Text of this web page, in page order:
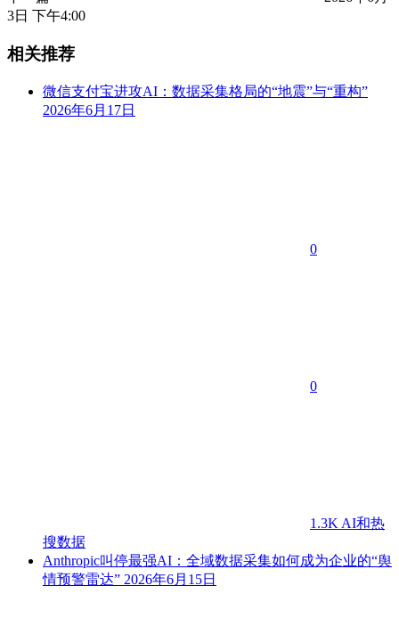
3日 下午4:00
相关推荐
微信支付宝进攻AI：数据采集格局的“地震”与“重构”
2026年6月17日
0
0
1.3K AI和热
搜数据
Anthropic叫停最强AI：全域数据采集如何成为企业的“舆
情预警雷达” 2026年6月15日